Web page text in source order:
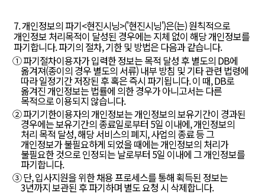
7. 개인정보의 파기<현진시닝>('현진시닝')은(는) 원칙적으로
개인정보 처리목적이 달성된 경우에는 지체 없이 해당 개인정보를
파기합니다. 파기의 절차, 기한 및 방법은 다음과 같습니다.
① 파기절차이용자가 입력한 정보는 목적 달성 후 별도의 DB에
옮겨져(종이의 경우 별도의 서류) 내부 방침 및 기타 관련 법령에
따라 일정기간 저장된 후 혹은 즉시 파기됩니다. 이 때, DB로
옮겨진 개인정보는 법률에 의한 경우가 아니고서는 다른
목적으로 이용되지 않습니다.
② 파기기한이용자의 개인정보는 개인정보의 보유기간이 경과된
경우에는 보유기간의 종료일로부터 5일 이내에, 개인정보의
처리 목적 달성, 해당 서비스의 폐지, 사업의 종료 등 그
개인정보가 불필요하게 되었을 때에는 개인정보의 처리가
불필요한 것으로 인정되는 날로부터 5일 이내에 그 개인정보를
파기합니다.
③ 단, 입사지원을 위한 채용 프로세스를 통해 획득된 정보는
3년까지 보관된 후 파기하며 별도 요청 시 삭제합니다.